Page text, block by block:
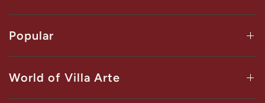
Popular
World of Villa Arte